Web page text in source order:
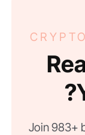
Join 983+